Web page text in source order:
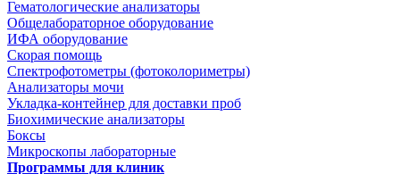
Гематологические анализаторы
Общелабораторное оборудование
ИФА оборудование
Скорая помощь
Спектрофотометры (фотоколориметры)
Анализаторы мочи
Укладка-контейнер для доставки проб
Биохимические анализаторы
Боксы
Микроскопы лабораторные
Программы для клиник